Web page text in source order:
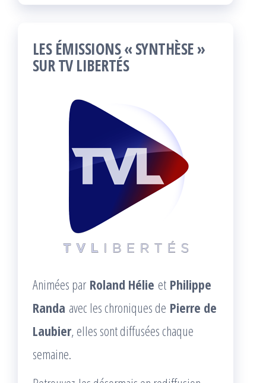
LES ÉMISSIONS « SYNTHÈSE »
SUR TV LIBERTÉS
Animées par Roland Hélie et Philippe
Randa avec les chroniques de Pierre de
Laubier, elles sont diffusées chaque
semaine.